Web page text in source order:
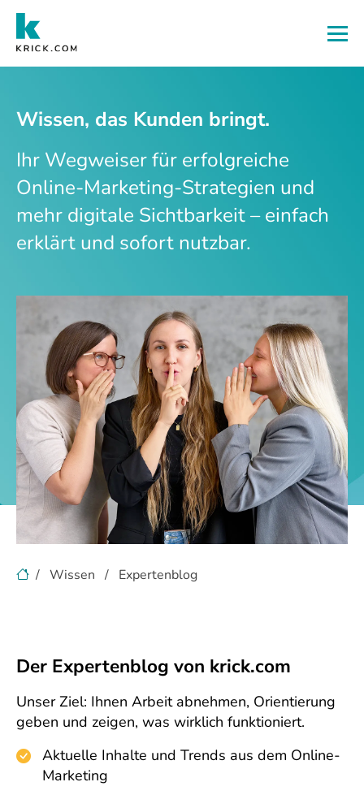
Wissen, das Kunden bringt.
Ihr Wegweiser für erfolgreiche
Online-Marketing-Strategien und
mehr digitale Sichtbarkeit – einfach
erklärt und sofort nutzbar.
Wissen Expertenblog
Der Expertenblog von krick.com
Unser Ziel: Ihnen Arbeit abnehmen, Orientierung
geben und zeigen, was wirklich funktioniert.
Aktuelle Inhalte und Trends aus dem Online-
Marketing